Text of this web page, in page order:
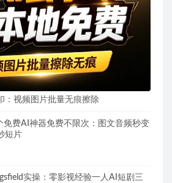
：视频图片批量无痕擦除
免费AI神器免费不限次：图文音频秒变
短片
实操：零影视经验一人AI短剧三